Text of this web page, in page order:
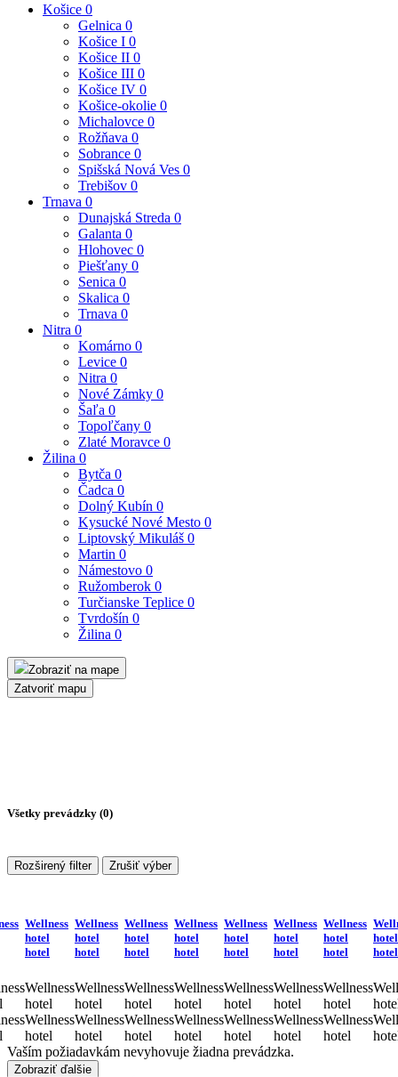
Košice 0
Gelnica 0
Košice I 0
Košice II 0
Košice III 0
Košice IV 0
Košice-okolie 0
Michalovce 0
Rožňava 0
Sobrance 0
Spišská Nová Ves 0
Trebišov 0
Trnava 0
Dunajská Streda 0
Galanta 0
Hlohovec 0
Piešťany 0
Senica 0
Skalica 0
Trnava 0
Nitra 0
Komárno 0
Levice 0
Nitra 0
Nové Zámky 0
Šaľa 0
Topoľčany 0
Zlaté Moravce 0
Žilina 0
Bytča 0
Čadca 0
Dolný Kubín 0
Kysucké Nové Mesto 0
Liptovský Mikuláš 0
Martin 0
Námestovo 0
Ružomberok 0
Turčianske Teplice 0
Tvrdošín 0
Žilina 0
Zobraziť na mape
Zatvoriť mapu
Všetky prevádzky (0)
Rozširený filter Zrušiť výber
Wellness
hotel
hotel
Wellness
hotel
Wellness
hotel
Wellness
hotel
hotel
Wellness
hotel
Wellness
hotel
Wellness
hotel
hotel
Wellness
hotel
Wellness
hotel
Wellness
hotel
hotel
Wellness
hotel
Wellness
hotel
Wellness
hotel
hotel
Wellness
hotel
Wellness
hotel
Wellness
hotel
hotel
Wellness
hotel
Wellness
hotel
Wellness
hotel
hotel
Wellness
hotel
Wellness
hotel
hotel
hotel
Vaším požiadavkám nevyhovuje žiadna prevádzka.
Zobraziť ďalšie